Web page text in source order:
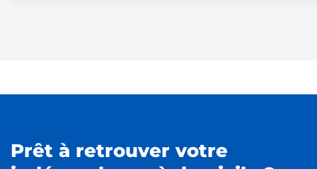
Prêt à retrouver votre